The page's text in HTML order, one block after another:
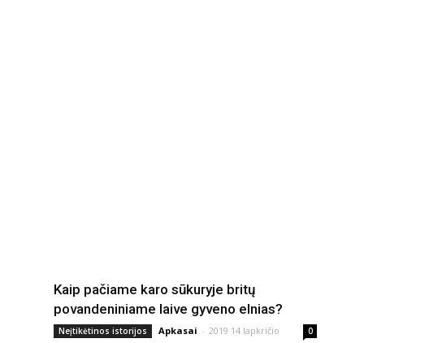
Kaip pačiame karo sūkuryje britų
povandeniniame laive gyveno elnias?
Neįtikėtinos istorijos Apkasai - 2019 14 lapkričio 0